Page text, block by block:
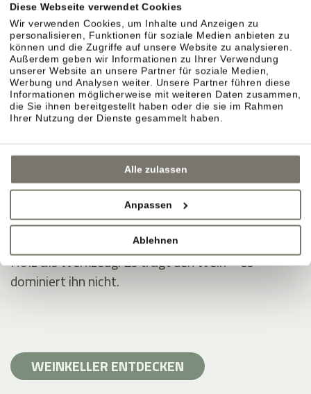
Diese Webseite verwendet Cookies
Wir verwenden Cookies, um Inhalte und Anzeigen zu
personalisieren, Funktionen für soziale Medien anbieten zu
können und die Zugriffe auf unsere Website zu analysieren.
Außerdem geben wir Informationen zu Ihrer Verwendung
unserer Website an unsere Partner für soziale Medien,
Werbung und Analysen weiter. Unsere Partner führen diese
Informationen möglicherweise mit weiteren Daten zusammen,
die Sie ihnen bereitgestellt haben oder die sie im Rahmen
Ihrer Nutzung der Dienste gesammelt haben.
Alle zulassen
Anpassen
Ablehnen
KELLER & AUSBAU
Sorgfalt im Ausbau.
Im Weinberg entsteht der Stil. Im Keller wird er
präzise begleitet. Jahr für Jahr neu.
Naturmaterialien sorgen für Ruhe.
Lehm, Ton, offener Boden, Lehm-Kalk. Ein Klima,
Ausbau in Eichenholzfässern.
Holz als Werkzeug. Es trägt den Wein – es
dominiert ihn nicht.
WEINKELLER ENTDECKEN